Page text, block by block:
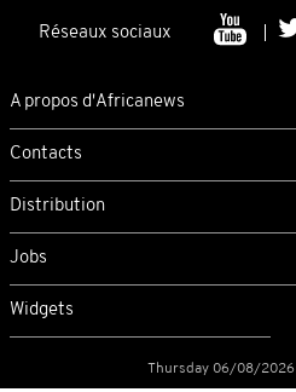
Réseaux sociaux
A propos d'Africanews
Contacts
Distribution
Jobs
Widgets
Thursday 06/08/2026